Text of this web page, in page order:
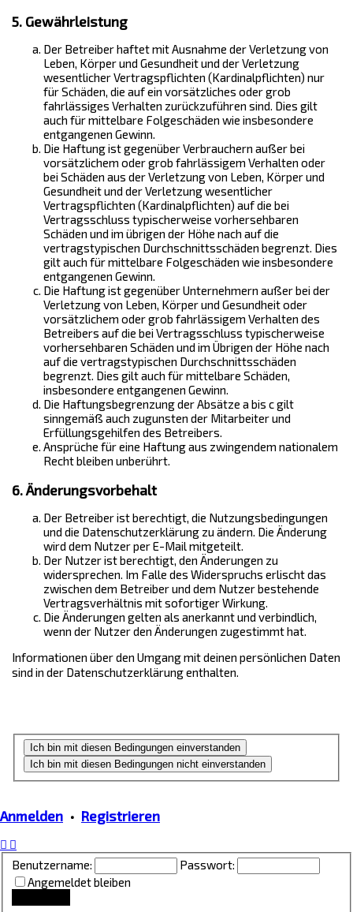
5. Gewährleistung
Der Betreiber haftet mit Ausnahme der Verletzung von
Leben, Körper und Gesundheit und der Verletzung
wesentlicher Vertragspflichten (Kardinalpflichten) nur
für Schäden, die auf ein vorsätzliches oder grob
fahrlässiges Verhalten zurückzuführen sind. Dies gilt
auch für mittelbare Folgeschäden wie insbesondere
entgangenen Gewinn.
Die Haftung ist gegenüber Verbrauchern außer bei
vorsätzlichem oder grob fahrlässigem Verhalten oder
bei Schäden aus der Verletzung von Leben, Körper und
Gesundheit und der Verletzung wesentlicher
Vertragspflichten (Kardinalpflichten) auf die bei
Vertragsschluss typischerweise vorhersehbaren
Schäden und im übrigen der Höhe nach auf die
vertragstypischen Durchschnittsschäden begrenzt. Dies
gilt auch für mittelbare Folgeschäden wie insbesondere
entgangenen Gewinn.
Die Haftung ist gegenüber Unternehmern außer bei der
Verletzung von Leben, Körper und Gesundheit oder
vorsätzlichem oder grob fahrlässigem Verhalten des
Betreibers auf die bei Vertragsschluss typischerweise
vorhersehbaren Schäden und im Übrigen der Höhe nach
auf die vertragstypischen Durchschnittsschäden
begrenzt. Dies gilt auch für mittelbare Schäden,
insbesondere entgangenen Gewinn.
Die Haftungsbegrenzung der Absätze a bis c gilt
sinngemäß auch zugunsten der Mitarbeiter und
Erfüllungsgehilfen des Betreibers.
Ansprüche für eine Haftung aus zwingendem nationalem
Recht bleiben unberührt.
6. Änderungsvorbehalt
Der Betreiber ist berechtigt, die Nutzungsbedingungen
und die Datenschutzerklärung zu ändern. Die Änderung
wird dem Nutzer per E-Mail mitgeteilt.
Der Nutzer ist berechtigt, den Änderungen zu
widersprechen. Im Falle des Widerspruchs erlischt das
zwischen dem Betreiber und dem Nutzer bestehende
Vertragsverhältnis mit sofortiger Wirkung.
Die Änderungen gelten als anerkannt und verbindlich,
wenn der Nutzer den Änderungen zugestimmt hat.
Informationen über den Umgang mit deinen persönlichen Daten
sind in der Datenschutzerklärung enthalten.
Anmelden • Registrieren
Benutzername:
Passwort:
Angemeldet bleiben